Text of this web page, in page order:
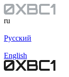
ru
Русский
English